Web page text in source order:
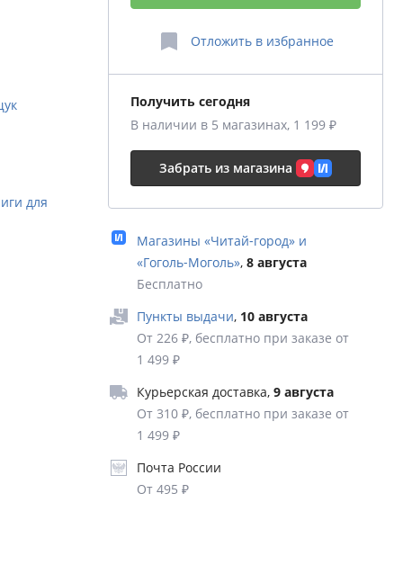
и
для
Отложить в избранное
Получить сегодня
В наличии в 5 магазинах, 1 199 ₽
Забрать из магазина
Магазины «Читай‑город» и
«Гоголь‑Моголь», 8 августа
Бесплатно
Пункты выдачи, 10 августа
От 226 ₽, бесплатно при заказе от
1 499 ₽
Курьерская доставка, 9 августа
От 310 ₽, бесплатно при заказе от
1 499 ₽
Почта России
От 495 ₽